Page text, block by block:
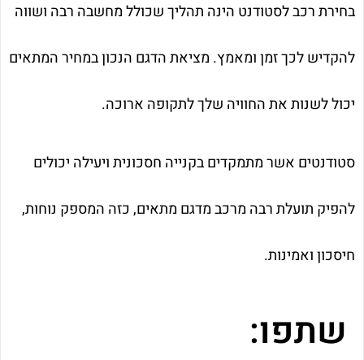
בחירת רכב לסטודנט הינה תהליך שכולל מחשבה רבה ושווה
להקדיש לכך זמן ומאמץ. מציאת הדגם הנכון במחיר המתאים
יכול לשנות את החוויה שלך לתקופה ארוכה.
סטודנטים אשר מתמקדים בקנייה חסכונית ויעילה יכולים
להפיק תועלת רבה מרכב מדגם מתאים, כזה המספק נוחות,
חיסכון ואמינות.
שתפו: